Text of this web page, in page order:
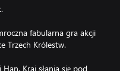
fabularna gra akcji
Trzech Królestw.
Kraj słania się pod